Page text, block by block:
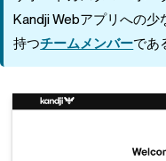
KandjiWebアプリへの少
持つチームメンバーであ